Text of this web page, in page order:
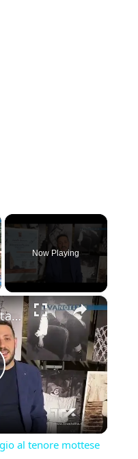
Now Playing
×
Motta Sant'Anastasia. L'omaggio al tenore mottese Giuseppe Di Stefano nel giorno della sua nascita.
al tenore mottese